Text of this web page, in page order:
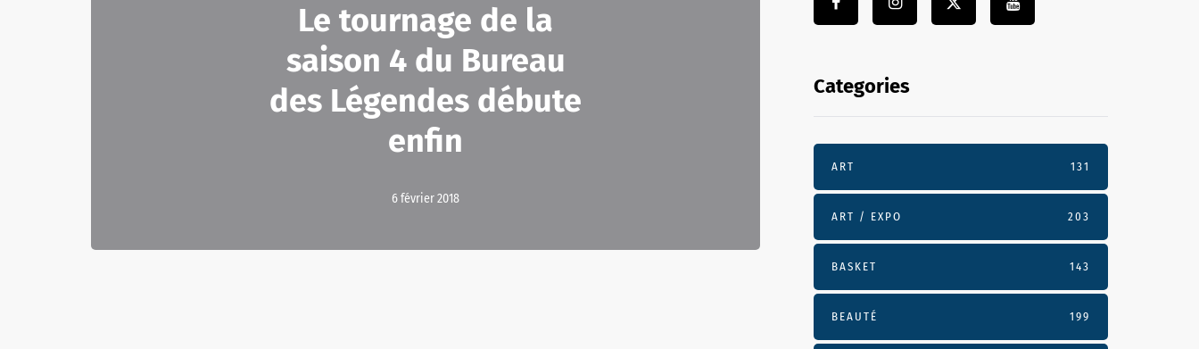
Le tournage de la
saison 4 du Bureau
des Légendes débute
enfin
6 février 2018
Categories
ART 131
ART / EXPO 203
BASKET 143
BEAUTÉ 199